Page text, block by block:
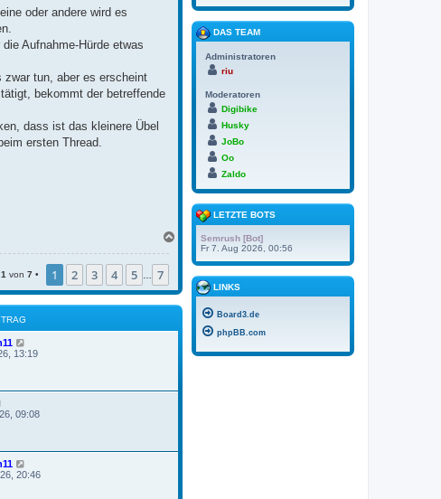
oder andere wird es
Aufnahme-Hürde etwas
zwar tun, aber es erscheint
bekommt der betreffende
dass ist das kleinere Übel
ersten Thread.
o
e
1 von 7 • 1 2 3 4 5 7
e
t
r
i
r
13:19
e
e
r
09:08
e
20:46
DAS TEAM
Administratoren
riu
Moderatoren
Digibike
Husky
JoBo
Oo
Zaldo
LETZTE BOTS
Semrush [Bot]
Fr 7. Aug 2026, 00:56
LINKS
Board3.de
phpBB.com